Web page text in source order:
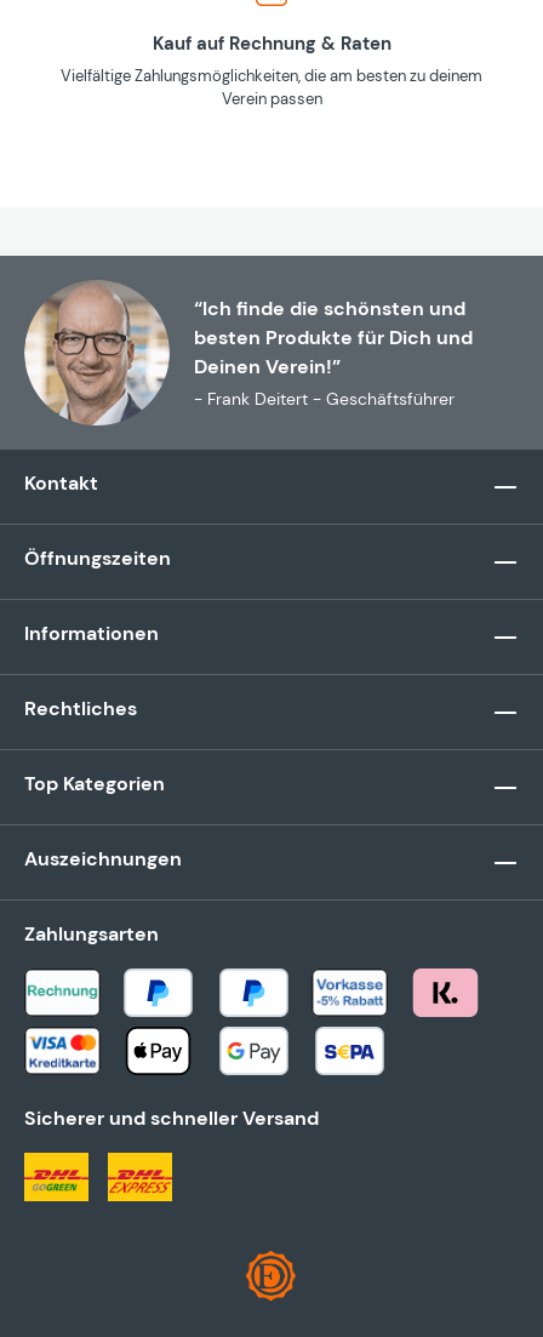
Kauf auf Rechnung & Raten
Vielfältige Zahlungsmöglichkeiten, die am besten zu deinem
Verein passen
“Ich finde die schönsten und
besten Produkte für Dich und
Deinen Verein!”
- Frank Deitert - Geschäftsführer
Kontakt
Öffnungszeiten
Informationen
Rechtliches
Top Kategorien
Auszeichnungen
Zahlungsarten
Sicherer und schneller Versand